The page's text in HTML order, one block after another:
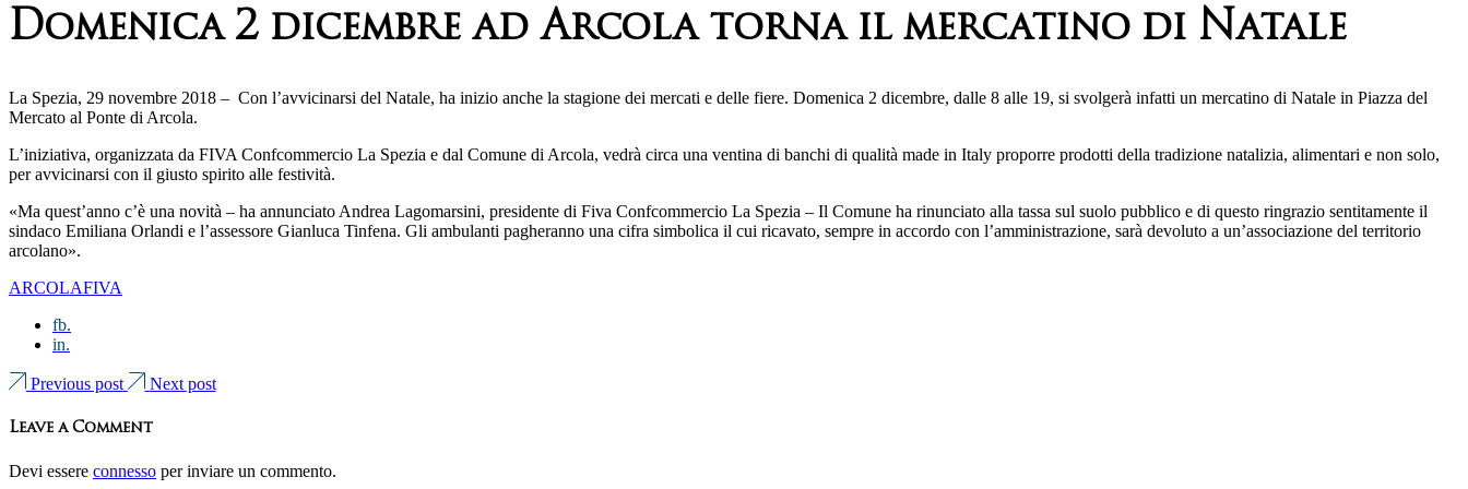
Domenica 2 dicembre ad Arcola torna il mercatino di Natale
La Spezia, 29 novembre 2018 – Con l’avvicinarsi del Natale, ha inizio anche la stagione dei mercati e delle fiere. Domenica 2 dicembre, dalle 8 alle 19, si svolgerà infatti un mercatino di Natale in Piazza del
Mercato al Ponte di Arcola.
L’iniziativa, organizzata da FIVA Confcommercio La Spezia e dal Comune di Arcola, vedrà circa una ventina di banchi di qualità made in Italy proporre prodotti della tradizione natalizia, alimentari e non solo,
per avvicinarsi con il giusto spirito alle festività.
«Ma quest’anno c’è una novità – ha annunciato Andrea Lagomarsini, presidente di Fiva Confcommercio La Spezia – Il Comune ha rinunciato alla tassa sul suolo pubblico e di questo ringrazio sentitamente il
sindaco Emiliana Orlandi e l’assessore Gianluca Tinfena. Gli ambulanti pagheranno una cifra simbolica il cui ricavato, sempre in accordo con l’amministrazione, sarà devoluto a un’associazione del territorio
arcolano».
ARCOLAFIVA
fb.
in.
Previous post Next post
Leave a Comment
Devi essere connesso per inviare un commento.